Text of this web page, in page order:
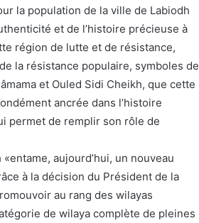
la population de la ville de Labiodh
et de l’histoire précieuse à
région de lutte et de résistance,
la résistance populaire, symboles de
et Ouled Sidi Cheikh, que cette
ancrée dans l’histoire
permet de remplir son rôle de
aujourd’hui, un nouveau
à la décision du Président de la
au rang des wilayas
de wilaya complète de pleines